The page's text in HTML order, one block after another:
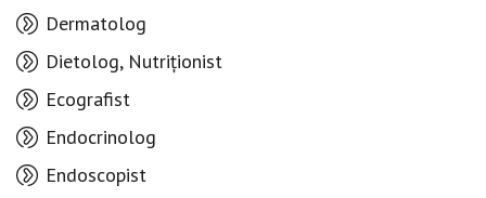
Dermatolog
Dietolog, Nutriționist
Ecografist
Endocrinolog
Endoscopist